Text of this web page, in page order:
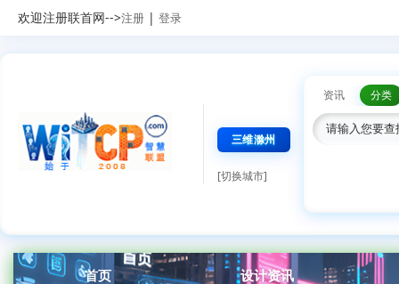
欢迎注册联首网-->注册 | 登录
三维滁州
[切换城市]
资讯 分类
首页 设计资讯